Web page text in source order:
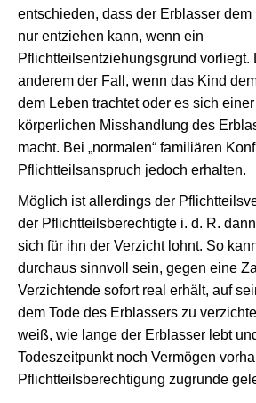
entschieden, dass der Erblasser dem
nur entziehen kann, wenn ein
Pflichtteilsentziehungsgrund vorliegt.
anderem der Fall, wenn das Kind
dem Leben trachtet oder es sich
körperlichen Misshandlung des
macht. Bei „normalen“ familiären
Pflichtteilsanspruch jedoch erhalten.
Möglich ist allerdings der
der Pflichtteilsberechtigte i. d. R.
sich für ihn der Verzicht lohnt. So
durchaus sinnvoll sein, gegen eine
Verzichtende sofort real erhält, auf
dem Tode des Erblassers zu
weiß, wie lange der Erblasser lebt
Todeszeitpunkt noch Vermögen
Pflichtteilsberechtigung zugrunde